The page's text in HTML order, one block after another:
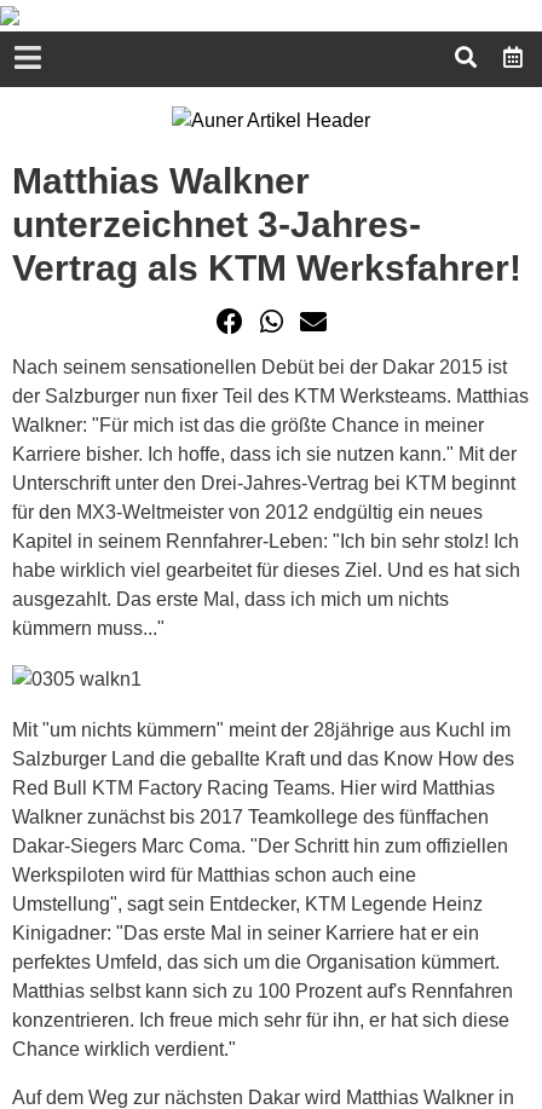
Matthias Walkner
unterzeichnet 3-Jahres-
Vertrag als KTM Werksfahrer!
Nach seinem sensationellen Debüt bei der Dakar 2015 ist
der Salzburger nun fixer Teil des KTM Werksteams. Matthias
Walkner: "Für mich ist das die größte Chance in meiner
Karriere bisher. Ich hoffe, dass ich sie nutzen kann." Mit der
Unterschrift unter den Drei-Jahres-Vertrag bei KTM beginnt
für den MX3-Weltmeister von 2012 endgültig ein neues
Kapitel in seinem Rennfahrer-Leben: "Ich bin sehr stolz! Ich
habe wirklich viel gearbeitet für dieses Ziel. Und es hat sich
ausgezahlt. Das erste Mal, dass ich mich um nichts
kümmern muss..."
Mit "um nichts kümmern" meint der 28jährige aus Kuchl im
Salzburger Land die geballte Kraft und das Know How des
Red Bull KTM Factory Racing Teams. Hier wird Matthias
Walkner zunächst bis 2017 Teamkollege des fünffachen
Dakar-Siegers Marc Coma. "Der Schritt hin zum offiziellen
Werkspiloten wird für Matthias schon auch eine
Umstellung", sagt sein Entdecker, KTM Legende Heinz
Kinigadner: "Das erste Mal in seiner Karriere hat er ein
perfektes Umfeld, das sich um die Organisation kümmert.
Matthias selbst kann sich zu 100 Prozent auf's Rennfahren
konzentrieren. Ich freue mich sehr für ihn, er hat sich diese
Chance wirklich verdient."
Auf dem Weg zur nächsten Dakar wird Matthias Walkner in